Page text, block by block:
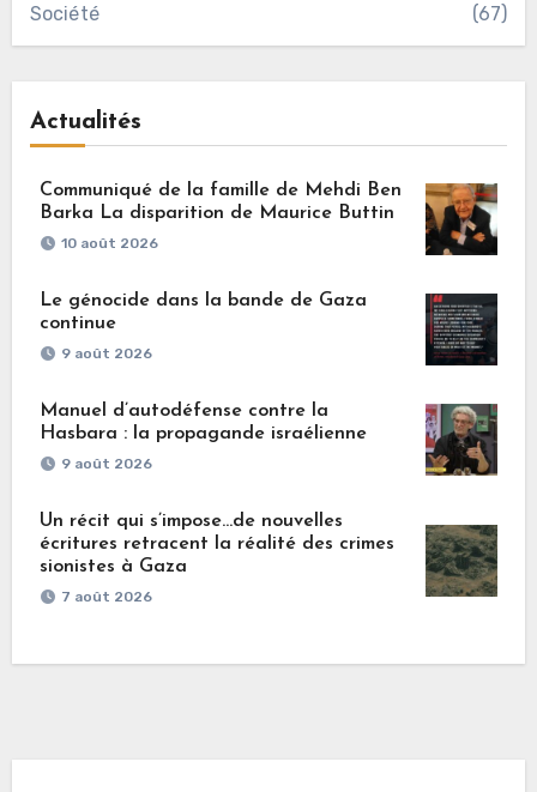
Société (67)
Actualités
Communiqué de la famille de Mehdi Ben
Barka La disparition de Maurice Buttin
10 août 2026
Le génocide dans la bande de Gaza
continue
9 août 2026
Manuel d’autodéfense contre la
Hasbara : la propagande israélienne
9 août 2026
Un récit qui s’impose…de nouvelles
écritures retracent la réalité des crimes
sionistes à Gaza
7 août 2026